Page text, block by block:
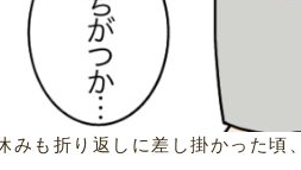
みも折り返しに差し掛かった頃